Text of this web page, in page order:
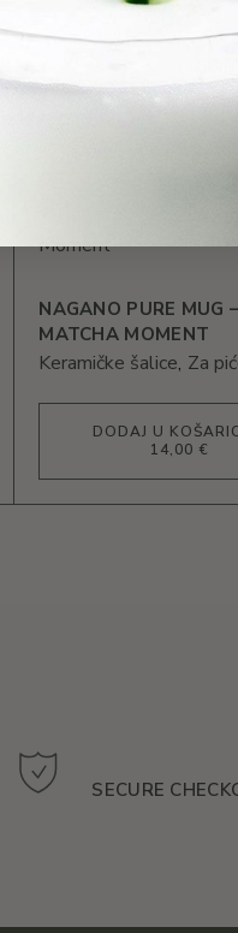
NAGANO PURE MUG –
MATCHA MOMENT
Keramičke šalice Za
DODAJ U
14,00 €
SECURE